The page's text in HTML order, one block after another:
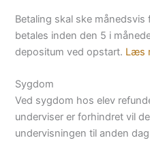
Betaling skal ske
betales inden den 5 i
depositum ved opstart. Læs
Sygdom
Ved sygdom hos elev
underviser er forhindret vil
undervisningen til anden